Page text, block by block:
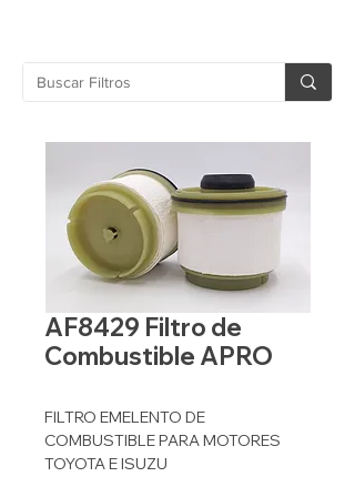
AF8429 Filtro de
Combustible APRO
FILTRO EMELENTO DE
COMBUSTIBLE PARA MOTORES
TOYOTA E ISUZU